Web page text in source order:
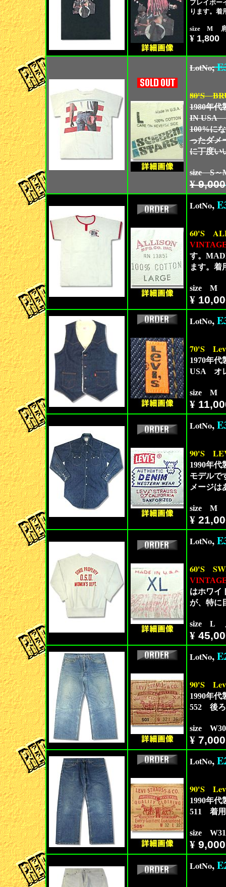
プレイボー
ります。着
size M 肩
¥ 1,800
LotNo,
80'S
1980年
IN USA
100%に
ったダメ
に丁度い
size S～
¥ 9,000
LotNo,
60'S
す。
ます。着
size M
¥
LotNo,
70'S
1970年代
USA オ
size M
¥
LotNo,
90'S
1990年
モデルで
メージは
size M
¥
LotNo,
60'S
はホワイ
が、特に
size L 肩
¥
LotNo,
90'S
1990年
552 後ろ
size
¥ 7,000
LotNo,
90'S
1990年
511 着用
size
¥ 9,000
LotNo,